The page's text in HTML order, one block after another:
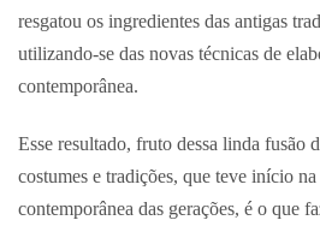
resgatou os ingredientes das antigas
utilizando-se das novas técnicas de
contemporânea.
Esse resultado, fruto dessa linda fusão
costumes e tradições, que teve início
contemporânea das gerações, é o que